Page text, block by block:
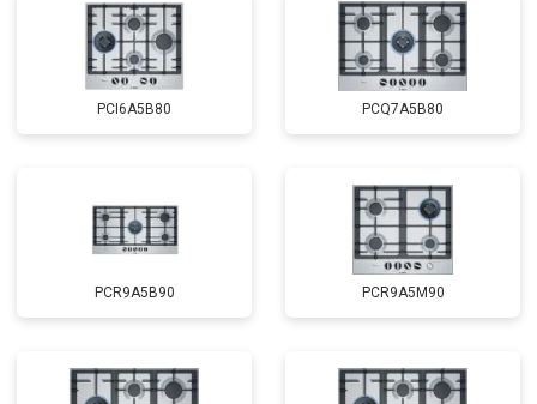
PCI6A5B80 PCQ7A5B80
PCR9A5B90 PCR9A5M90